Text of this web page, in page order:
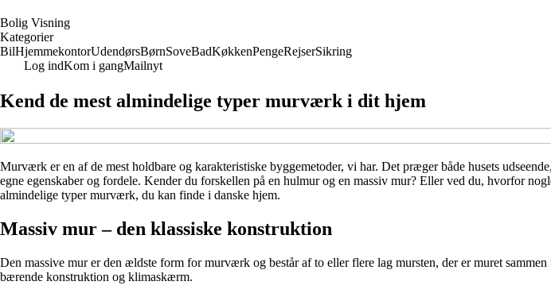
Bolig Visning
Kategorier
BilHjemmekontorUdendørsBørnSoveBadKøkkenPengeRejserSikring
Log indKom i gangMailnyt
Kend de mest almindelige typer murværk i dit hjem
Murværk er en af de mest holdbare og karakteristiske byggemetoder, vi har. Det præger både husets
egne egenskaber og fordele. Kender du forskellen på en hulmur og en massiv mur? Eller ved du, hvorfor
almindelige typer murværk, du kan finde i danske hjem.
Massiv mur – den klassiske konstruktion
Den massive mur er den ældste form for murværk og består af to eller flere lag mursten, der er muret
bærende konstruktion og klimaskærm.